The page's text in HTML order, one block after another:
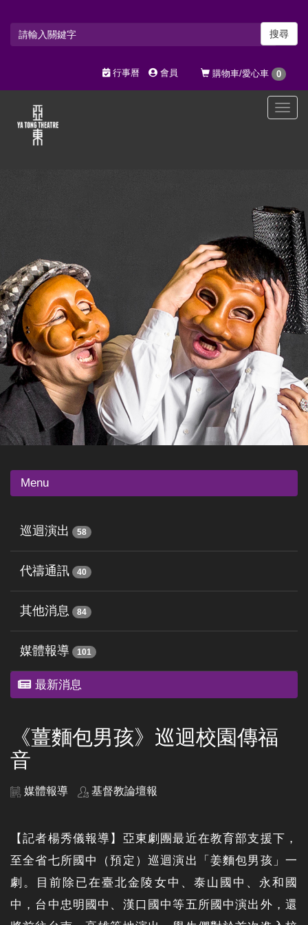
搜尋
購物車/愛心車 0
行事曆 會員
選
Menu
巡迴演出 58
代禱通訊 40
其他消息 84
媒體報導 101
最新消息
《薑麵包男孩》巡迴校園傳福
音
媒體報導 基督教論壇報
【記者楊秀儀報導】亞東劇團最近在教育部支援下，
至全省七所國中（預定）巡迴演出「姜麵包男孩」一
劇。目前除已在臺北金陵女中、泰山國中、永和國
中，台中忠明國中、漢口國中等五所國中演出外，還